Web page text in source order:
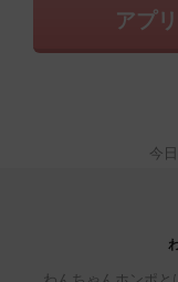
アプ
今